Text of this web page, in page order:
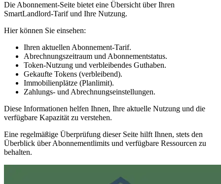
Die Abonnement-Seite bietet eine Übersicht über Ihren
SmartLandlord-Tarif und Ihre Nutzung.
Hier können Sie einsehen:
Ihren aktuellen Abonnement-Tarif.
Abrechnungszeitraum und Abonnementstatus.
Token-Nutzung und verbleibendes Guthaben.
Gekaufte Tokens (verbleibend).
Immobilienplätze (Planlimit).
Zahlungs- und Abrechnungseinstellungen.
Diese Informationen helfen Ihnen, Ihre aktuelle Nutzung und die
verfügbare Kapazität zu verstehen.
Eine regelmäßige Überprüfung dieser Seite hilft Ihnen, stets den
Überblick über Abonnementlimits und verfügbare Ressourcen zu
behalten.